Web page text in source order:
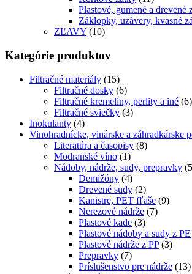
Plastové, gumené a drevené
Záklopky, uzávery, kvasné
ZĽAVY (10)
Kategórie produktov
Filtračné materiály (15)
Filtračné dosky (6)
Filtračné kremeliny, perlity a iné (6)
Filtračné sviečky (3)
Inokulanty (4)
Vinohradnícke, vinárske a záhradkárske
Literatúra a časopisy (8)
Modranské víno (1)
Nádoby, nádrže, sudy, prepravky
Demižóny (4)
Drevené sudy (2)
Kanistre, PET fľaše (9)
Nerezové nádrže (7)
Plastové kade (3)
Plastové nádoby a sudy z PE
Plastové nádrže z PP (3)
Prepravky (7)
Príslušenstvo pre nádrže (13)